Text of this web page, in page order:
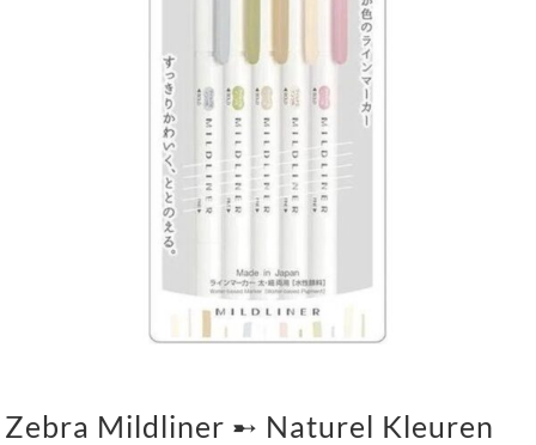
Zebra Mildliner ➸ Naturel Kleuren